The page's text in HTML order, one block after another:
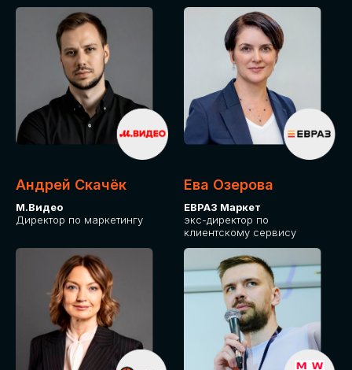
Андрей Скачёк
М.Видео
Директор по маркетингу
Ева Озерова
ЕВРАЗ Маркет
экс-директор по
клиентскому сервису